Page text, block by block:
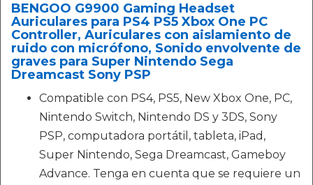
BENGOO G9900 Gaming Headset
Auriculares para PS4 PS5 Xbox One PC
Controller, Auriculares con aislamiento de
ruido con micrófono, Sonido envolvente de
graves para Super Nintendo Sega
Dreamcast Sony PSP
Compatible con PS4, PS5, New Xbox One, PC,
Nintendo Switch, Nintendo DS y 3DS, Sony
PSP, computadora portátil, tableta, iPad,
Super Nintendo, Sega Dreamcast, Gameboy
Advance. Tenga en cuenta que se requiere un